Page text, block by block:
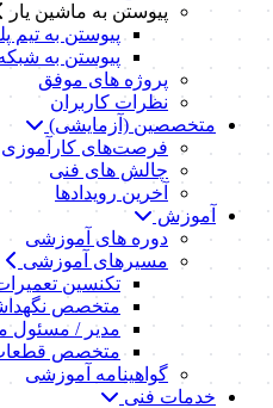
پیوستن به ماشین یار
پیوستن به تیم
پیوستن به
پروژه های موفق
نظرات کاربران
متخصصین (آزمایشی)
فرصت‌های کارآموزی
چالش های فنی
آخرین رویدادها
آموزش
دوره های آموزشی
مسیرهای آموزشی
تکنسین
متخصص
مدیر / مسئول
متخصص قطعات
گواهینامه آموزشی
خدمات فنی